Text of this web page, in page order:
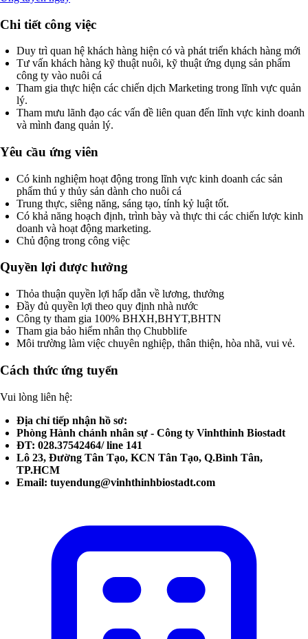
Chi tiết công việc
Duy trì quan hệ khách hàng hiện có và phát triển khách hàng mới
Tư vấn khách hàng kỹ thuật nuôi, kỹ thuật ứng dụng sản phẩm
công ty vào nuôi cá
Tham gia thực hiện các chiến dịch Marketing trong lĩnh vực quản
lý.
Tham mưu lãnh đạo các vấn đề liên quan đến lĩnh vực kinh doanh
và mình đang quản lý.
Yêu cầu ứng viên
Có kinh nghiệm hoạt động trong lĩnh vực kinh doanh các sản
phẩm thú y thủy sản dành cho nuôi cá
Trung thực, siêng năng, sáng tạo, tính kỷ luật tốt.
Có khả năng hoạch định, trình bày và thực thi các chiến lược kinh
doanh và hoạt động marketing.
Chủ động trong công việc
Quyền lợi được hưởng
Thỏa thuận quyền lợi hấp dẫn về lương, thưởng
Đầy đủ quyền lợi theo quy định nhà nước
Công ty tham gia 100% BHXH,BHYT,BHTN
Tham gia bảo hiểm nhân thọ Chubblife
Môi trường làm việc chuyên nghiệp, thân thiện, hòa nhã, vui vẻ.
Cách thức ứng tuyển
Vui lòng liên hệ:
Địa chỉ tiếp nhận hồ sơ:
Phòng Hành chánh nhân sự - Công ty Vinhthinh Biostadt
ĐT: 028.37542464/ line 141
Lô 23, Đường Tân Tạo, KCN Tân Tạo, Q.Bình Tân,
TP.HCM
Email: tuyendung@vinhthinhbiostadt.com